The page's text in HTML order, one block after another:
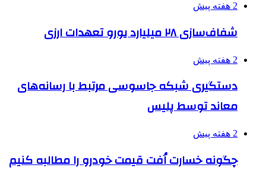
2 هفته پیش
شفاف‌سازی ۲۸ میلیارد یورو تعهدات ارزی
2 هفته پیش
دستگیری شبکه جاسوسی مرتبط با رسانه‌های
معاند توسط پلیس
2 هفته پیش
چگونه خسارت اُفت قیمت خودرو را مطالبه کنیم